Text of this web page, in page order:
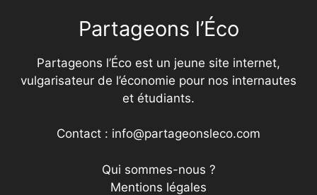
Partageons l’Éco
Partageons l’Éco est un jeune site internet,
vulgarisateur de l’économie pour nos internautes
et étudiants.
Contact : info@partageonsleco.com
Qui sommes-nous ?
Mentions légales